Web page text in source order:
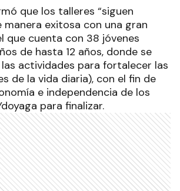
que los talleres “siguen
manera exitosa con una gran
que cuenta con 38 jóvenes
de hasta 12 años, donde se
actividades para fortalecer las
de la vida diaria), con el fin de
e independencia de los
para finalizar.